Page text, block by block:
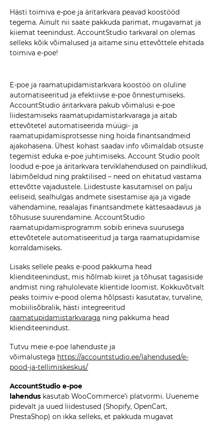
Hästi toimiva e-poe ja äritarkvara peavad koostööd
tegema. Ainult nii saate pakkuda parimat, mugavamat ja
kiiemat teenindust. AccountStudio tarkvaral on olemas
selleks kõik võimalused ja aitame sinu ettevõttele ehitada
toimiva e-poe!
E-poe ja raamatupidamistarkvara koostöö on oluline
automatiseeritud ja efektiivse e-poe õnnestumiseks.
AccountStudio äritarkvara pakub võimalusi e-poe
liidestamiseks raamatupidamistarkvaraga ja aitab
ettevõtetel automatiseerida müügi- ja
raamatupidamisprotsesse ning hoida finantsandmeid
ajakohasena. Ühest kohast saadav info võimaldab otsuste
tegemist eduka e-poe juhtimiseks. Account Studio poolt
loodud e-poe ja äritarkvara terviklahendused on paindlikud,
läbimõeldud ning praktilised – need on ehitatud vastama
ettevõtte vajadustele. Liidestuste kasutamisel on palju
eeliseid, sealhulgas andmete sisestamise aja ja vigade
vähendamine, reaalajas finantsandmete kättesaadavus ja
tõhususe suurendamine. AccountStudio
raamatupidamisprogramm sobib erineva suurusega
ettevõtetele automatiseeritud ja targa raamatupidamise
korraldamiseks.
Lisaks sellele peaks e-pood pakkuma head
klienditeenindust, mis hõlmab kiiret ja tõhusat tagasiside
andmist ning rahulolevate klientide loomist. Kokkuvõtvalt
peaks toimiv e-pood olema hõlpsasti kasutatav, turvaline,
mobiilisõbralik, hästi integreeritud
raamatupidamistarkvaraga ning pakkuma head
klienditeenindust.
Tutvu meie e-poe lahenduste ja
võimalustega https://accountstudio.ee/lahendused/e-
pood-ja-tellimiskeskus/
AccountStudio e-poe
lahendus kasutab WooCommerce’i platvormi. Uueneme
pidevalt ja uued liidestused (Shopify, OpenCart,
PrestaShop) on ikka selleks, et pakkuda mugavat